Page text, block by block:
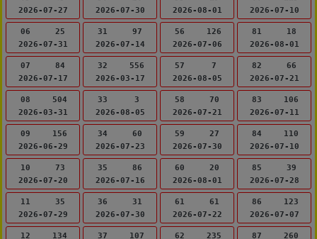
2026-07-27
06
25
2026-07-31
07
84
2026-07-17
08
504
2026-03-31
09
156
2026-06-29
10
73
2026-07-20
11
35
2026-07-29
12
134
2026-07-30
31
97
2026-07-14
32
556
2026-03-17
33
3
2026-08-05
34
60
2026-07-23
35
86
2026-07-16
36
31
2026-07-30
37
107
2026-08-01
56
126
2026-07-06
57
7
2026-08-05
58
70
2026-07-21
59
27
2026-07-30
60
20
2026-08-01
61
61
2026-07-22
62
235
2026-07-10
81
18
2026-08-01
82
66
2026-07-21
83
106
2026-07-11
84
110
2026-07-10
85
39
2026-07-28
86
123
2026-07-07
87
260